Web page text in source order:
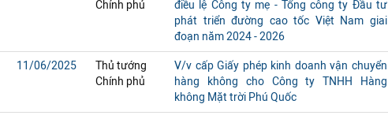
Chính phủ
điều lệ Công ty mẹ - Tổng công ty Đầu tư
phát triển đường cao tốc Việt Nam giai
đoạn năm 2024 - 2026
11/06/2025
Thủ tướng
Chính phủ
V/v cấp Giấy phép kinh doanh vận chuyển
hàng không cho Công ty TNHH Hàng
không Mặt trời Phú Quốc